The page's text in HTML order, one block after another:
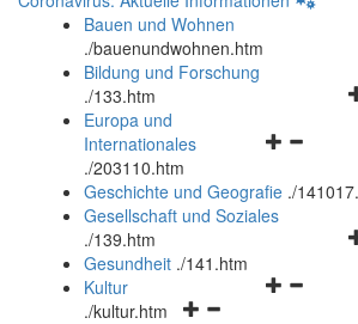
Bauen und Wohnen
./bauenundwohnen.htm
Bildung und Forschung
./133.htm
und
schließen
Europa und
Internationales
./203110.htm
Geschichte und Geografie ./
Gesellschaft und Soziales
./139.htm
Gesundheit ./141.htm
Navigationsmenü
Kultur
./kultur.htm